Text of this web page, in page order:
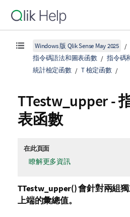
Windows 版 Qlik Sense May 2025
指令碼語法和圖表函數
指令碼
統計檢定函數
T 檢定函數
TTestw_upper-
表函數
在此頁面
瞭解更多資訊
TTestw_upper()會針對兩組
上端的彙總值。